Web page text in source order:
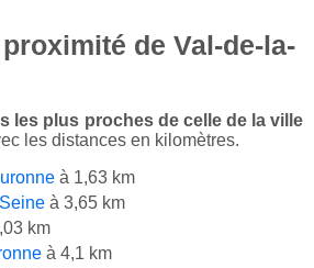
de Val-de-la-
les plus proches de celle de la ville
les distances en kilomètres.
à 1,63 km
à 3,65 km
km
à 4,1 km